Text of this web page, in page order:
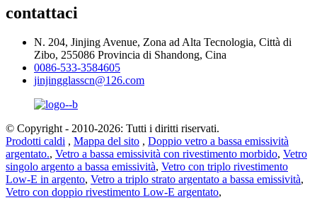
contattaci
N. 204, Jinjing Avenue, Zona ad Alta Tecnologia, Città di
Zibo, 255086 Provincia di Shandong, Cina
0086-533-3584605
jinjingglasscn@126.com
© Copyright - 2010-2026: Tutti i diritti riservati.
Prodotti caldi , Mappa del sito , Doppio vetro a bassa emissività
argentato., Vetro a bassa emissività con rivestimento morbido, Vetro
singolo argento a bassa emissività, Vetro con triplo rivestimento
Low-E in argento, Vetro a triplo strato argentato a bassa emissività,
Vetro con doppio rivestimento Low-E argentato,